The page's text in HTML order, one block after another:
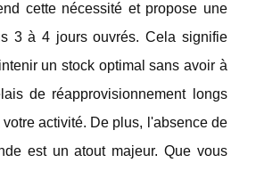
cette nécessité et propose une
3 à 4 jours ouvrés. Cela signifie
un stock optimal sans avoir à
de réapprovisionnement longs
activité. De plus, l'absence de
est un atout majeur. Que vous